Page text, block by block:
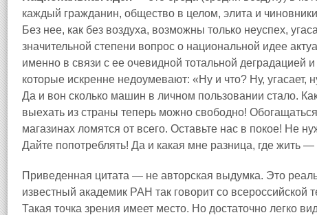
каждый гражданин, общество в целом, элита и
Без нее, как без воздуха, возможны только неуспех,
значительной степени вопрос о национальной идее
именно в связи с ее очевидной тотальной деградацией
которые искренне недоумевают: «Ну и что? Ну, угасает,
Да и вон сколько машин в личном пользовании стало.
выехать из страны теперь можно свободно!
магазинах ломятся от всего. Оставьте нас в покое! Не
Дайте попотреблять! Да и какая мне разница, где жить
Приведенная цитата — не авторская выдумка. Это
известный академик РАН так говорит со всероссийской
Такая точка зрения имеет место. Но достаточно легко